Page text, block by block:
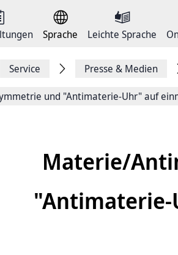
Sprache Leichte Sprache
Service Presse & Medien
und "Antimaterie-Uhr" auf
Materie/